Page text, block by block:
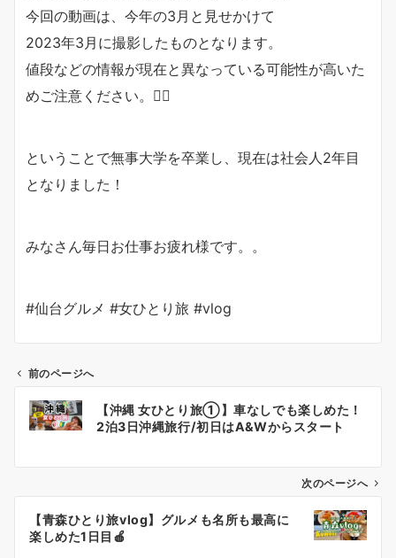
今回の動画は、今年の3月と見せかけて
2023年3月に撮影したものとなります。
値段などの情報が現在と異なっている可能性が高いた
めご注意ください。🙇‍♀️
ということで無事大学を卒業し、現在は社会人2年目
となりました！
みなさん毎日お仕事お疲れ様です。。
#仙台グルメ #女ひとり旅 #vlog
ビ
前のページへ
【沖縄 女ひとり旅①】車なしでも楽しめた！
2泊3日沖縄旅行/初日はA&Wからスタート
次のページへ
【青森ひとり旅vlog】グルメも名所も最高に
楽しめた1日目🍎